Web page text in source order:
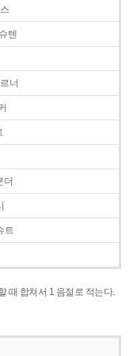
텐
너
더
트
때 합쳐서 1 음절로 적는다.